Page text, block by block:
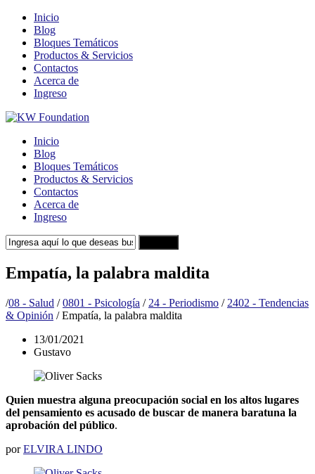
Inicio
Blog
Bloques Temáticos
Productos & Servicios
Contactos
Acerca de
Ingreso
Inicio
Blog
Bloques Temáticos
Productos & Servicios
Contactos
Acerca de
Ingreso
Empatía, la palabra maldita
/08 - Salud / 0801 - Psicología / 24 - Periodismo / 2402 - Tendencias
& Opinión /Empatía, la palabra maldita
13/01/2021
Gustavo
Quien muestra alguna preocupación social en los altos lugares
del pensamiento es acusado de buscar de manera baratuna la
aprobación del público.
porELVIRA LINDO